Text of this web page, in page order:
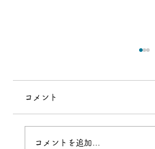
7月13日(月)【第77回】
コメント
コメントを追加…